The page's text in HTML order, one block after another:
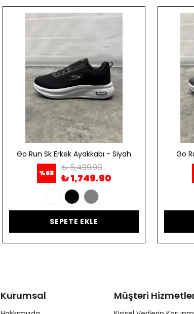
Go Run Sk Erkek Ayakkabı - Siyah
%68 ₺ 5,499.90
₺ 1,749.90
SEPETE EKLE
Go
Kurumsal Müşteri